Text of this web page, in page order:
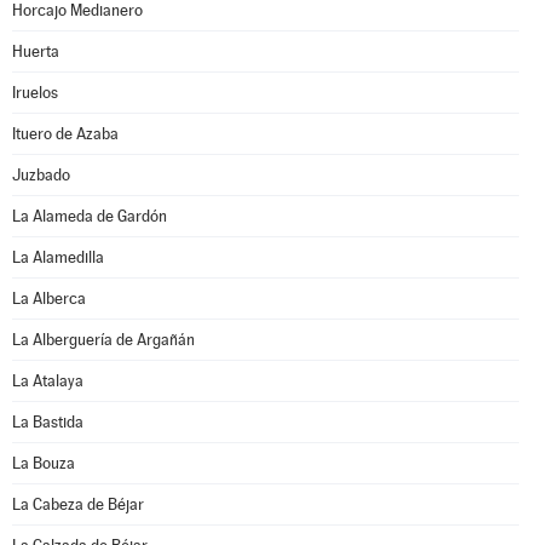
Horcajo Medianero
Huerta
Iruelos
Ituero de Azaba
Juzbado
La Alameda de Gardón
La Alamedilla
La Alberca
La Alberguería de Argañán
La Atalaya
La Bastida
La Bouza
La Cabeza de Béjar